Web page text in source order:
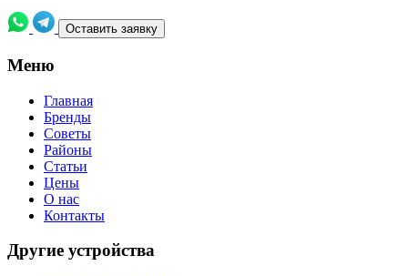
Оставить заявку
Meню
Главная
Бренды
Советы
Районы
Статьи
Цены
О нас
Контакты
Другие устройства